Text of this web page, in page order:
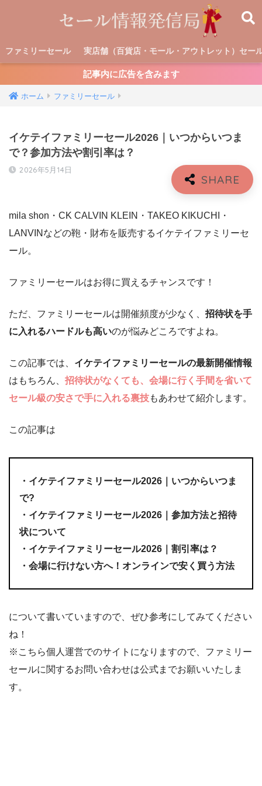
ファミリーセール 実店舗（百貨店・モール・アウトレット）セー
記事内に広告を含みます
ホーム ファミリーセール
イケテイファミリーセール2026｜いつからいつま
で？参加方法や割引率は？
2026年5月14日
mila shon・CK CALVIN KLEIN・TAKEO KIKUCHI・
LANVINなどの鞄・財布を販売するイケテイファミリーセ
ール。
ファミリーセールはお得に買えるチャンスです！
ただ、ファミリーセールは開催頻度が少なく、 招待状を手
に入れるハードルも高いのが悩みどころですよね。
この記事では、 イケテイファミリーセールの最新開催情報
はもちろん、 招待状がなくても、会場に行く手間を省いて
セール級の安さで手に入れる裏技もあわせて紹介します。
この記事は
・イケテイファミリーセール2026｜いつからいつま
で?
・イケテイファミリーセール2026｜参加方法と招待
状について
・イケテイファミリーセール2026｜割引率は？
・会場に行けない方へ！オンラインで安く買う方法
について書いていますので、ぜひ参考にしてみてください
ね！
※こちら個人運営でのサイトになりますので、ファミリー
セールに関するお問い合わせは公式までお願いいたしま
す。